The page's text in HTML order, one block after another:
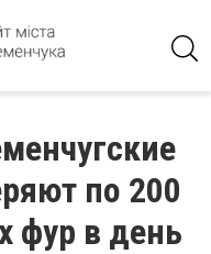
по 200
фур в день